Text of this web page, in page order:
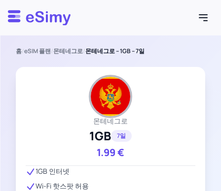
Esimy
홈/eSIM 플랜/몬테네그로/몬테네그로 – 1GB – 7일
몬테네그로
1GB 7일
1.99€
1GB 인터넷
Wi-Fi 핫스팟 허용